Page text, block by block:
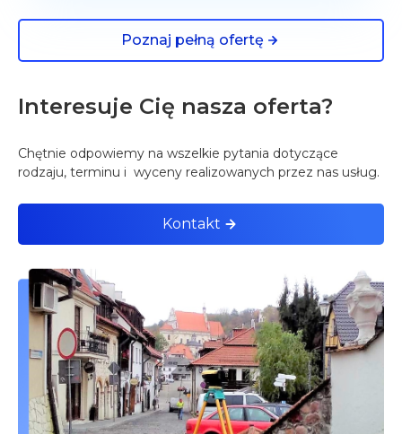
Poznaj pełną ofertę
Interesuje Cię nasza oferta?
Chętnie odpowiemy na wszelkie pytania dotyczące
rodzaju, terminu i wyceny realizowanych przez nas usług.
Kontakt